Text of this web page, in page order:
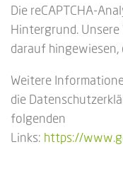
Die reCAPTCHA-
Hintergrund.
darauf
Weitere
die
folgenden
Links: https://